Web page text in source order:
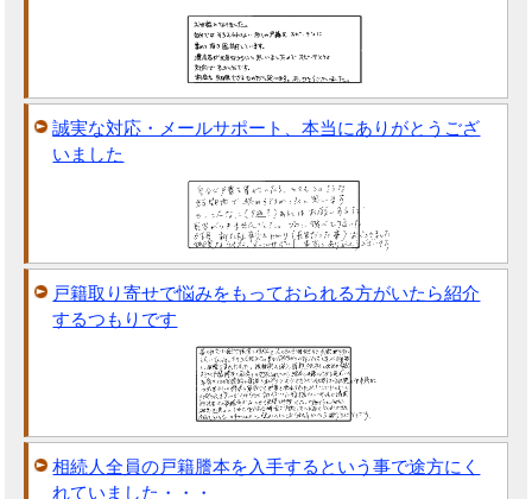
誠実な対応・メールサポート、本当にありがとうござ
いました
戸籍取り寄せで悩みをもっておられる方がいたら紹介
するつもりです
相続人全員の戸籍謄本を入手するという事で途方にく
れていました・・・